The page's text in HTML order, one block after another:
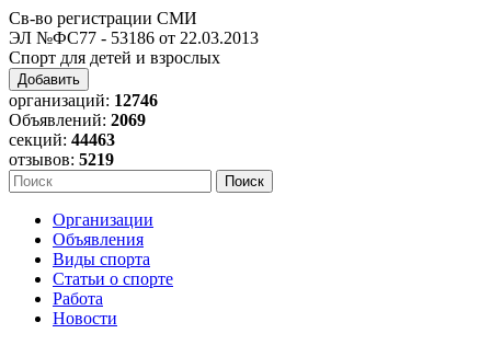
Св-во регистрации СМИ
ЭЛ №ФС77 - 53186 от 22.03.2013
Спорт для детей и взрослых
Добавить
организаций: 12746
Объявлений: 2069
секций: 44463
отзывов: 5219
Организации
Объявления
Виды спорта
Статьи о спорте
Работа
Новости